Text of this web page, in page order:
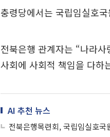
충령당에서는 국립임실호
전북은행 관계자는 “나라
사회에 사회적 책임을 다하
AI 추천 뉴스
전북은행목련회, 국립임실호국